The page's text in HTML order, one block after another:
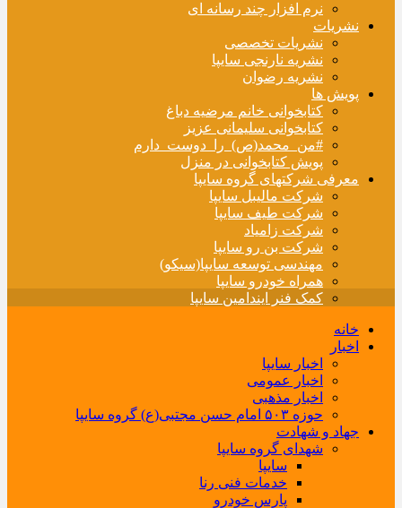
نرم افزار چند رسانه ای
نشریات
نشریات تخصصی
نشریه نارنجی سایپا
نشریه رضوان
پویش ها
کتابخوانی خانم مرضیه دباغ
کتابخوانی سلیمانی عزیز
#من_محمد(ص)_را_دوست_دارم
پویش کتابخوانی در منزل
معرفی شرکتهای گروه سایپا
شرکت مالیبل سایپا
شرکت طیف سایپا
شرکت زامیاد
شرکت بن رو سایپا
مهندسی توسعه سایپا(سیکو)
همراه خودرو سایپا
کمک فنر ایندامین سایپا
خانه
اخبار
اخبار سایپا
اخبار عمومی
اخبار مذهبی
حوزه ۵۰۳ امام حسن مجتبی(ع) گروه سایپا
جهاد و شهادت
شهدای گروه سایپا
سایپا
خدمات فنی رنا
پارس خودرو